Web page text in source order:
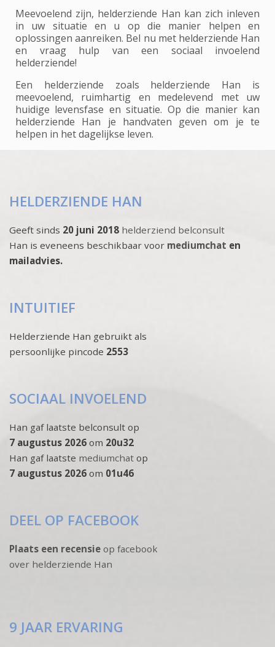
Meevoelend zijn, helderziende Han kan zich inleven
in uw situatie en u op die manier helpen en
oplossingen aanreiken. Bel nu met helderziende Han
en vraag hulp van een sociaal invoelend
helderziende!
Een helderziende zoals helderziende Han is
meevoelend, ruimhartig en medelevend met uw
huidige levensfase en situatie. Op die manier kan
helderziende Han je handvaten geven om je te
helpen in het dagelijkse leven.
HELDERZIENDE HAN
Geeft sinds 20 juni 2018 helderziend belconsult
Han is eveneens beschikbaar voor mediumchat en
mailadvies.
INTUITIEF
Helderziende Han gebruikt als
persoonlijke pincode 2553
SOCIAAL INVOELEND
Han gaf laatste belconsult op
7 augustus 2026 om 20u32
Han gaf laatste mediumchat op
7 augustus 2026 om 01u46
DEEL OP FACEBOOK
Plaats een recensie op facebook
over helderziende Han
9 JAAR ERVARING